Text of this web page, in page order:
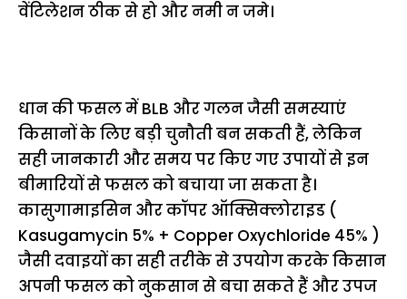
वेंटिलेशन ठीक से हो और नमी न जमे।
धान की फसल में BLB और गलन जैसी समस्याएं
किसानों के लिए बड़ी चुनौती बन सकती हैं, लेकिन
सही जानकारी और समय पर किए गए उपायों से इन
बीमारियों से फसल को बचाया जा सकता है।
कासुगामाइसिन और कॉपर ऑक्सिक्लोराइड (
Kasugamycin 5% + Copper Oxychloride 45% )
जैसी दवाइयों का सही तरीके से उपयोग करके किसान
अपनी फसल को नुकसान से बचा सकते हैं और उपज